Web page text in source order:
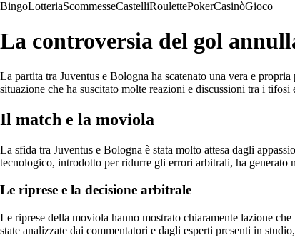
BingoLotteriaScommesseCastelliRoulettePokerCasinòGioco
La controversia del gol
La partita tra Juventus e Bologna ha scatenato una vera e
situazione che ha suscitato molte reazioni e discussioni tra i tifosi
Il match e la moviola
La sfida tra Juventus e Bologna è stata molto attesa dagli
tecnologico, introdotto per ridurre gli errori arbitrali, ha generato
Le riprese e la decisione arbitrale
Le riprese della moviola hanno mostrato chiaramente lazione
state analizzate dai commentatori e dagli esperti presenti in